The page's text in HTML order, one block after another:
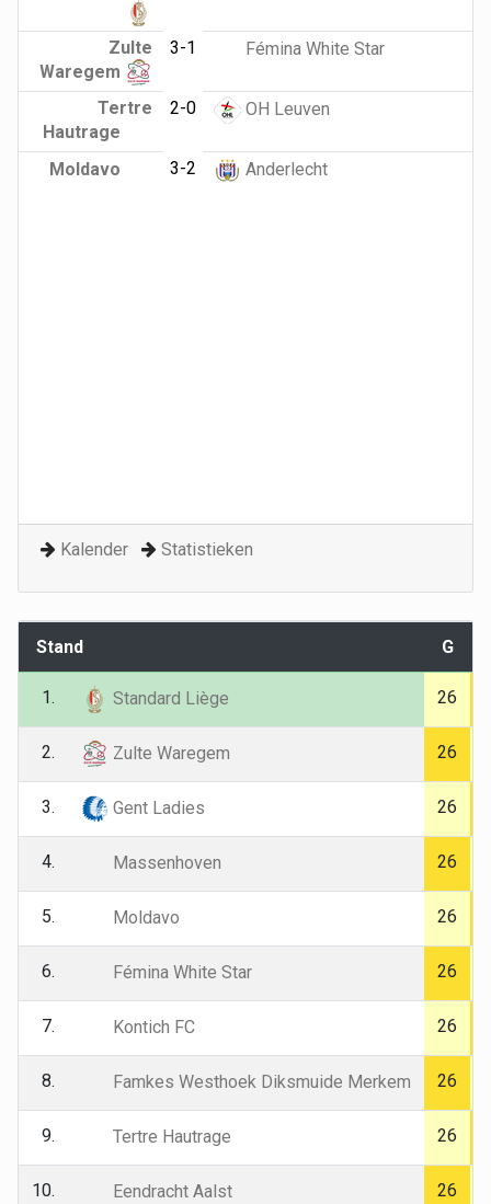
Zulte
Waregem
3-1 Fémina White Star
Tertre
Hautrage
2-0 OH Leuven
Moldavo 3-2 Anderlecht
Kalender Statistieken
Stand G
1. Standard Liège 26
2. Zulte Waregem 26
3. Gent Ladies 26
4. Massenhoven 26
5. Moldavo 26
6. Fémina White Star 26
7. Kontich FC 26
8. Famkes Westhoek Diksmuide Merkem 26
9. Tertre Hautrage 26
10. Eendracht Aalst 26